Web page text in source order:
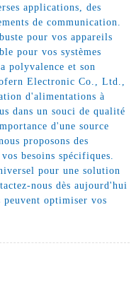
applications, des
de communication.
pour vos appareils
pour vos systèmes
polyvalence et son
Electronic Co., Ltd.,
d'alimentations à
dans un souci de qualité
d'une source
proposons des
besoins spécifiques.
pour une solution
nous dès aujourd'hui
optimiser vos